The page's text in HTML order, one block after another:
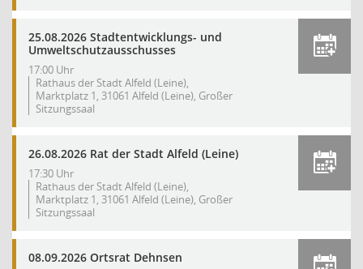
25.08.2026 Stadtentwicklungs- und
Umweltschutzausschusses
17:00 Uhr
Rathaus der Stadt Alfeld (Leine),
Marktplatz 1, 31061 Alfeld (Leine), Großer
Sitzungssaal
26.08.2026 Rat der Stadt Alfeld (Leine)
17:30 Uhr
Rathaus der Stadt Alfeld (Leine),
Marktplatz 1, 31061 Alfeld (Leine), Großer
Sitzungssaal
08.09.2026 Ortsrat Dehnsen